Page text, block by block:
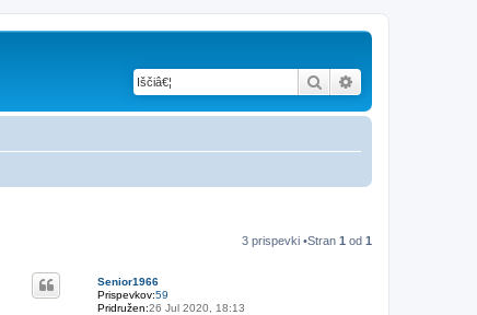
Iskanje
3 prispevki •Stran 1 od 1
Senior1966
Prispevkov:59
Pridružen:26 Jul 2020, 18:13